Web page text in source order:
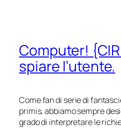
Computer!
spiare l’utente.
Come fan di serie di
primis, abbiamo sempre
grado di interpretare le